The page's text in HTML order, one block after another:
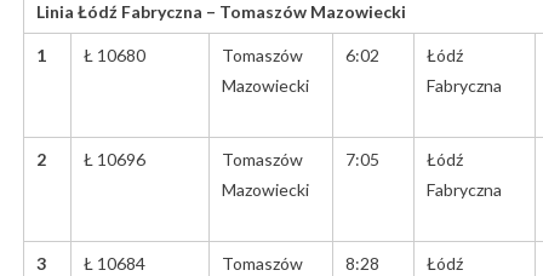
Linia Łódź Fabryczna – Tomaszów Mazowiecki
1 Ł 10680
Tomaszów
Mazowiecki
6:02
Łódź
Fabryczna
2 Ł 10696
Tomaszów
Mazowiecki
7:05
Łódź
Fabryczna
3 Ł 10684
Tomaszów
8:28
Łódź